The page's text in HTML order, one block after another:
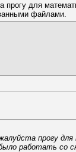
для
файлами.
прогу
работать со